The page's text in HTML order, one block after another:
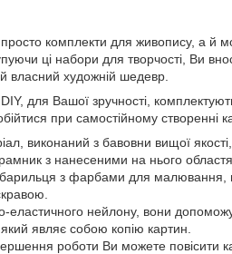
комплекти для живопису, а й
ці набори для творчості, Ви
власний художній шедевр.
для Вашої зручності,
при самостійному створенні
виконаний з бавовни вищої
з нанесеними на нього
з фарбами для малювання,
еластичного нейлону, вони
являє собою копію картин.
роботи Ви можете повісити